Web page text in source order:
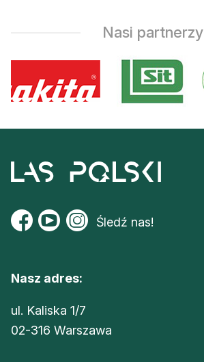
Nasi partnerzy
Śledź nas!
Nasz adres:
ul. Kaliska 1/7
02-316 Warszawa